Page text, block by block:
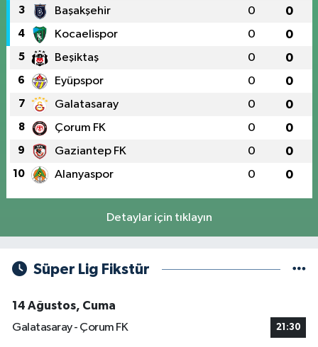
3 Başakşehir 0 0
4 Kocaelispor 0 0
5 Beşiktaş 0 0
6 Eyüpspor 0 0
7 Galatasaray 0 0
8 Çorum FK 0 0
9 Gaziantep FK 0 0
10 Alanyaspor 0 0
Detaylar için tıklayın
Süper Lig Fikstür
14 Ağustos, Cuma
Galatasaray - Çorum FK
21:30